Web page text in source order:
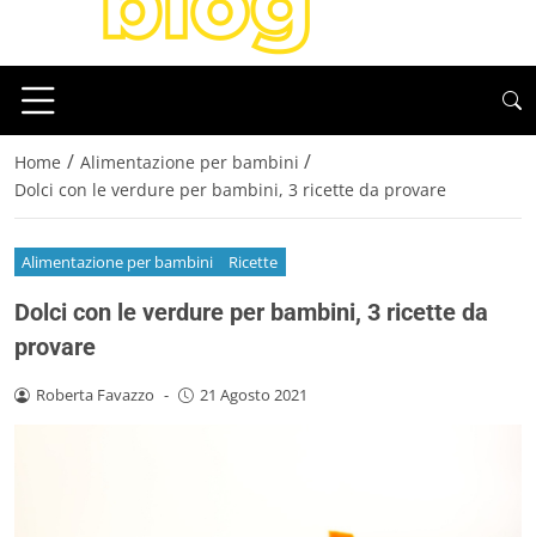
Home / Alimentazione per bambini /
Dolci con le verdure per bambini, 3 ricette da provare
Alimentazione per bambini Ricette
Dolci con le verdure per bambini, 3 ricette da
provare
Roberta Favazzo - 21 Agosto 2021